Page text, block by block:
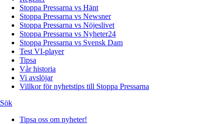
Stoppa Pressarna vs Hänt
Stoppa Pressarna vs Newsner
Stoppa Pressarna vs Nöjeslivet
Stoppa Pressarna vs Nyheter24
Stoppa Pressarna vs Svensk Dam
Test VI-player
Tipsa
Vår historia
Vi avslöjar
Villkor för nyhetstips till Stoppa Pressarna
Sök
Tipsa oss om nyheter!